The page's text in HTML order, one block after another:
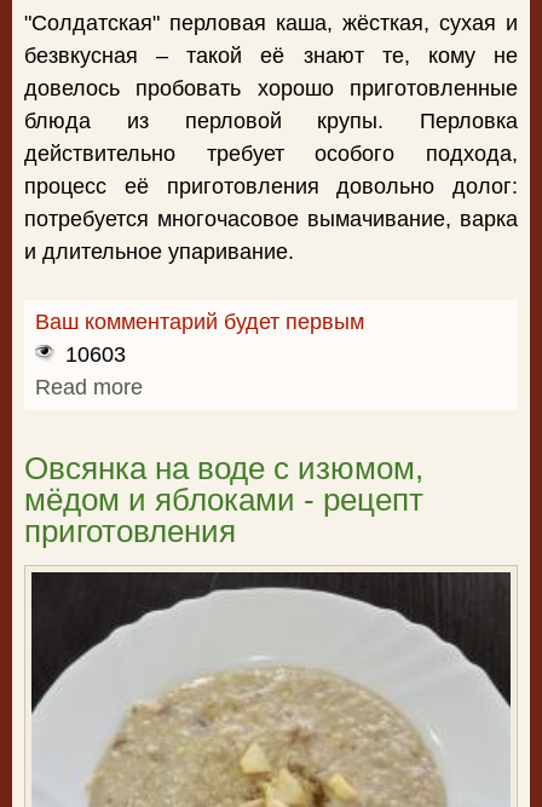
"Солдатская" перловая каша, жёсткая, сухая и
безвкусная – такой её знают те, кому не
довелось пробовать хорошо приготовленные
блюда из перловой крупы. Перловка
действительно требует особого подхода,
процесс её приготовления довольно долог:
потребуется многочасовое вымачивание, варка
и длительное упаривание.
Ваш комментарий будет первым
10603
Read more
Овсянка на воде с изюмом,
мёдом и яблоками - рецепт
приготовления